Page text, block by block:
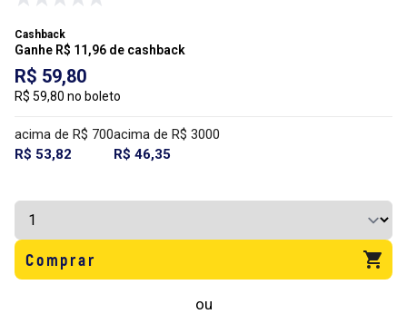
Cashback
Ganhe R$ 11,96 de cashback
R$ 59,80
R$ 59,80 no boleto
acima de R$ 700
R$ 53,82
acima de R$ 3000
R$ 46,35
Comprar
ou